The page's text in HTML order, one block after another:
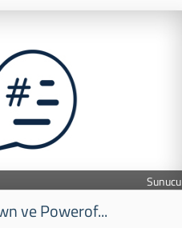
Sunucu
ve Powerof...